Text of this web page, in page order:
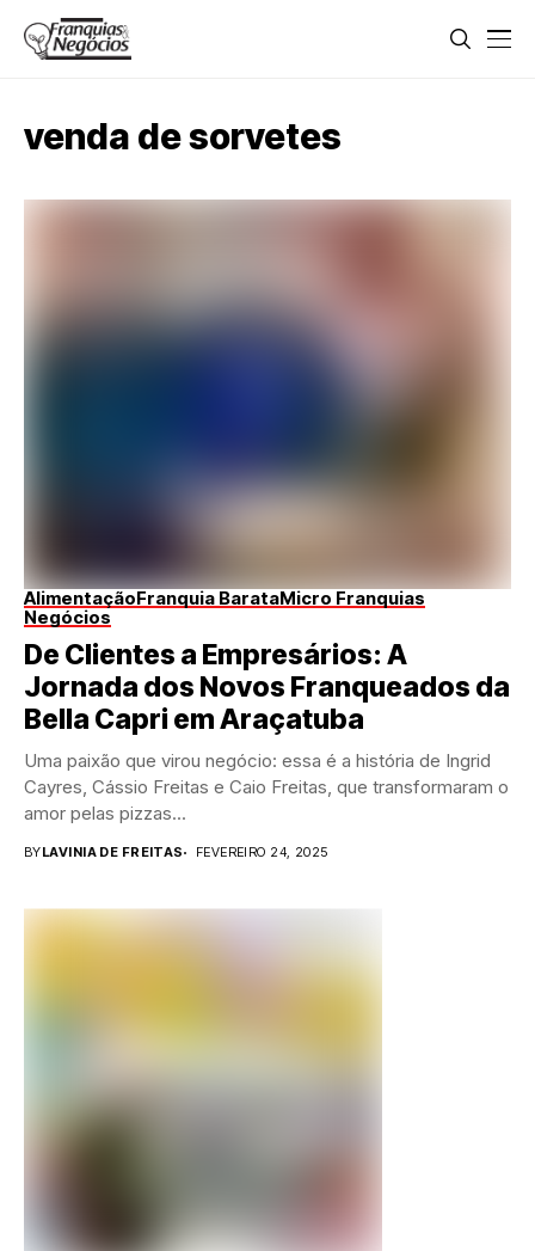
venda de sorvetes
AlimentaçãoFranquia BarataMicro Franquias
Negócios
De Clientes a Empresários: A
Jornada dos Novos Franqueados da
Bella Capri em Araçatuba
Uma paixão que virou negócio: essa é a história de Ingrid
Cayres, Cássio Freitas e Caio Freitas, que transformaram o
amor pelas pizzas...
BYLAVINIA DE FREITAS FEVEREIRO 24, 2025